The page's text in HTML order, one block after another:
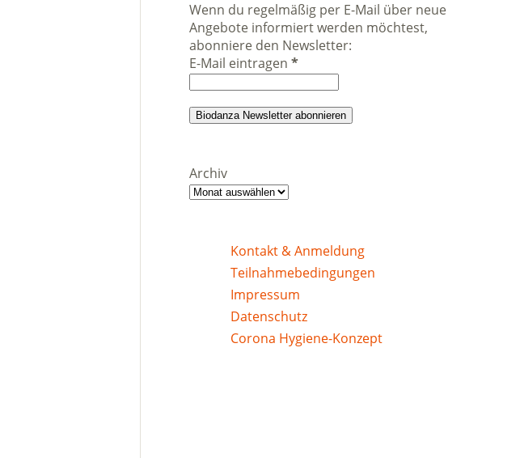
Wenn du regelmäßig per E-Mail über neue
Angebote informiert werden möchtest,
abonniere den Newsletter:
E-Mail eintragen *
Archiv
Kontakt & Anmeldung
Teilnahmebedingungen
Impressum
Datenschutz
Corona Hygiene-Konzept